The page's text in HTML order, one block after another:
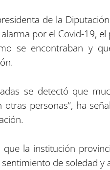
de la
por el Covid-19,
se encontraban y
se detectó que
otras personas”, ha
que la institución
de soledad